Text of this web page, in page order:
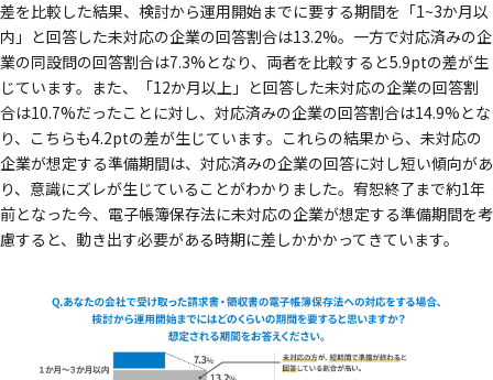
差を比較した結果、検討から運用開始までに要する期間を「1~3か月以
内」と回答した未対応の企業の回答割合は13.2%。一方で対応済みの企
業の同設問の回答割合は7.3%となり、両者を比較すると5.9ptの差が生
じています。また、「12か月以上」と回答した未対応の企業の回答割
合は10.7%だったことに対し、対応済みの企業の回答割合は14.9%とな
り、こちらも4.2ptの差が生じています。これらの結果から、未対応の
企業が想定する準備期間は、対応済みの企業の回答に対し短い傾向があ
り、意識にズレが生じていることがわかりました。宥恕終了まで約1年
前となった今、電子帳簿保存法に未対応の企業が想定する準備期間を考
慮すると、動き出す必要がある時期に差しかかかってきています。